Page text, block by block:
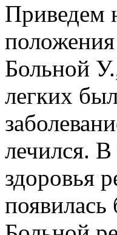
Приведем
положения
Больной
легких
лечился. В
здоровья
появилась